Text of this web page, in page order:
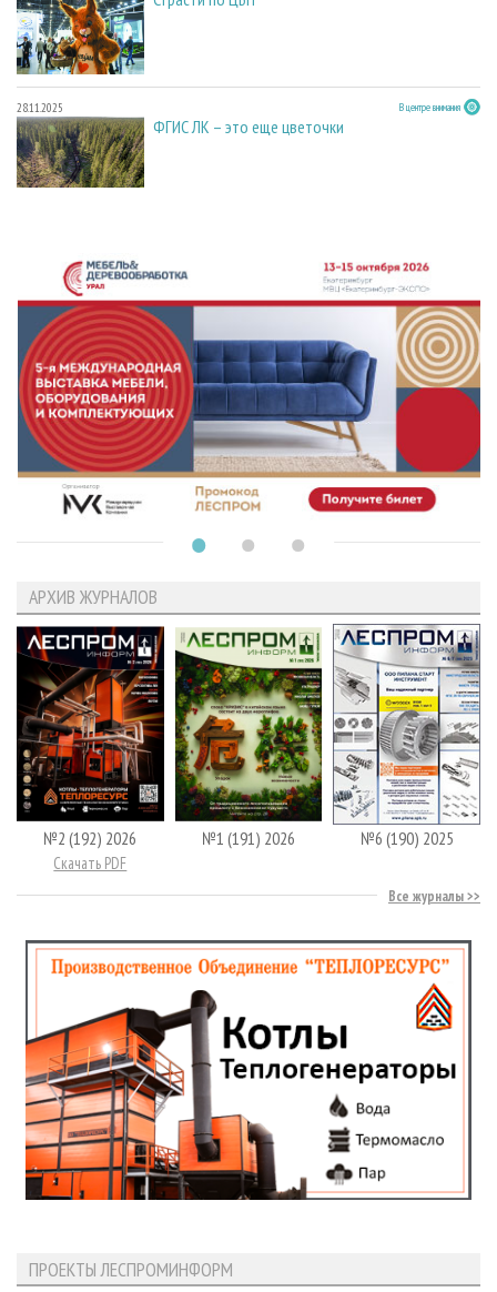
28.11.2025 В центре внимания
ФГИС ЛК – это еще цветочки
АРХИВ ЖУРНАЛОВ
№2 (192) 2026
Скачать PDF
№1 (191) 2026 №6 (190) 2025
Все журналы
ПРОЕКТЫ ЛЕСПРОМИНФОРМ